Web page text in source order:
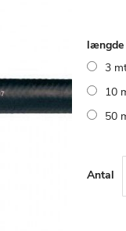
længde
3
10
50
Antal